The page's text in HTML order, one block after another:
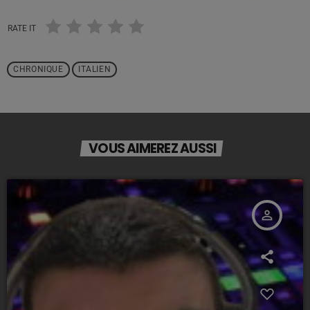
RATE IT
CHRONIQUE ITALIEN
VOUS AIMEREZ AUSSI
person_outline